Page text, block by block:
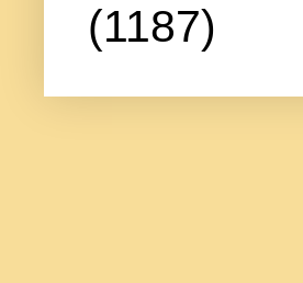
(1187)